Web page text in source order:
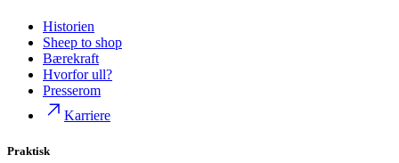
Historien
Sheep to shop
Bærekraft
Hvorfor ull?
Presserom
Karriere
Praktisk